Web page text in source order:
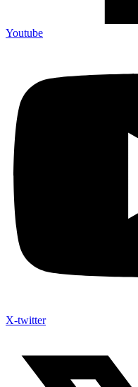
Youtube
X-twitter